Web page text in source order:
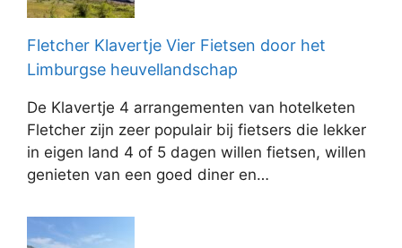
Fletcher Klavertje Vier Fietsen door het
Limburgse heuvellandschap
De Klavertje 4 arrangementen van hotelketen
Fletcher zijn zeer populair bij fietsers die lekker
in eigen land 4 of 5 dagen willen fietsen, willen
genieten van een goed diner en…